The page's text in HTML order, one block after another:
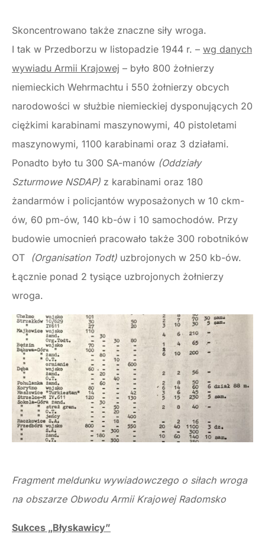
Skoncentrowano także znaczne siły wroga.
I tak w Przedborzu w listopadzie 1944 r. – wg danych
wywiadu Armii Krajowej – było 800 żołnierzy
niemieckich Wehrmachtu i 550 żołnierzy obcych
narodowości w służbie niemieckiej dysponujących 20
ciężkimi karabinami maszynowymi, 40 pistoletami
maszynowymi, 1100 karabinami oraz 3 działami.
Ponadto było tu 300 SA-manów (Oddziały
Szturmowe NSDAP) z karabinami oraz 180
żandarmów i policjantów wyposażonych w 10 ckm-
ów, 60 pm-ów, 140 kb-ów i 10 samochodów. Przy
budowie umocnień pracowało także 300 robotników
OT (Organisation Todt) uzbrojonych w 250 kb-ów.
Łącznie ponad 2 tysiące uzbrojonych żołnierzy
wroga.
Fragment meldunku wywiadowczego o siłach wroga
na obszarze Obwodu Armii Krajowej Radomsko
Sukces „Błyskawicy”